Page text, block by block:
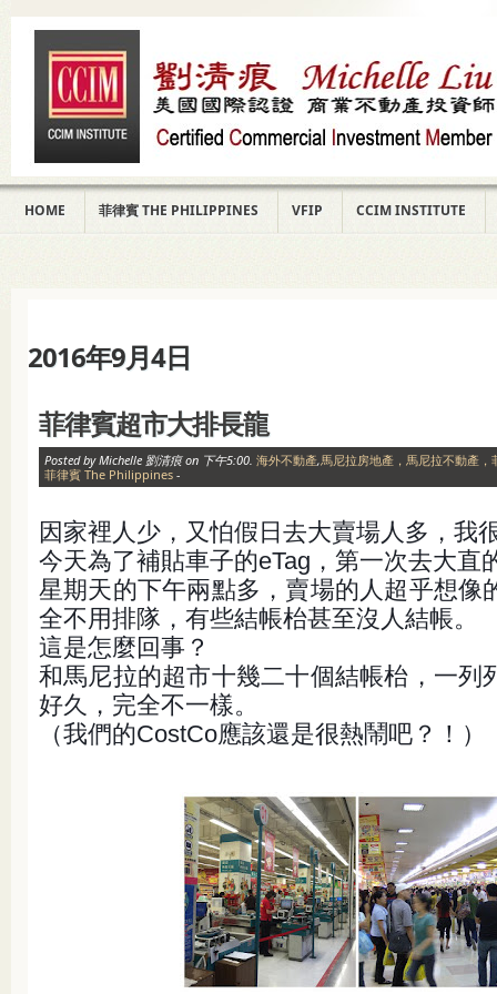
HOME 菲律賓 THE PHILIPPINES VFIP CCIM INSTITUTE
2016年9月4日
菲律賓超市大排長龍
Posted by Michelle 劉清痕 on 下午5:00. 海外不動產,馬尼拉房地產，馬尼拉不動產，
菲律賓 The Philippines -
因家裡人少，又怕假日去大賣場人多，我
今天為了補貼車子的eTag，第一次去大直
星期天的下午兩點多，賣場的人超乎想像
全不用排隊，有些結帳枱甚至沒人結帳。
這是怎麼回事？
和馬尼拉的超市十幾二十個結帳枱，一列
好久，完全不一樣。
（我們的CostCo應該還是很熱鬧吧？！）